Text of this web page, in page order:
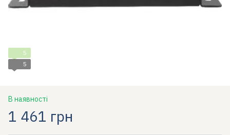
5
5
В наявності
1 461 грн